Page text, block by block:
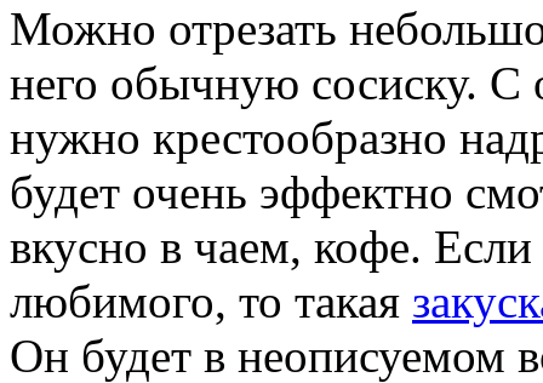
Можно отрезать
него обычную сосиску. С
нужно крестообразно
будет очень эффектно
вкусно в чаем, кофе. Если
любимого, то такая
Он будет в неописуемом